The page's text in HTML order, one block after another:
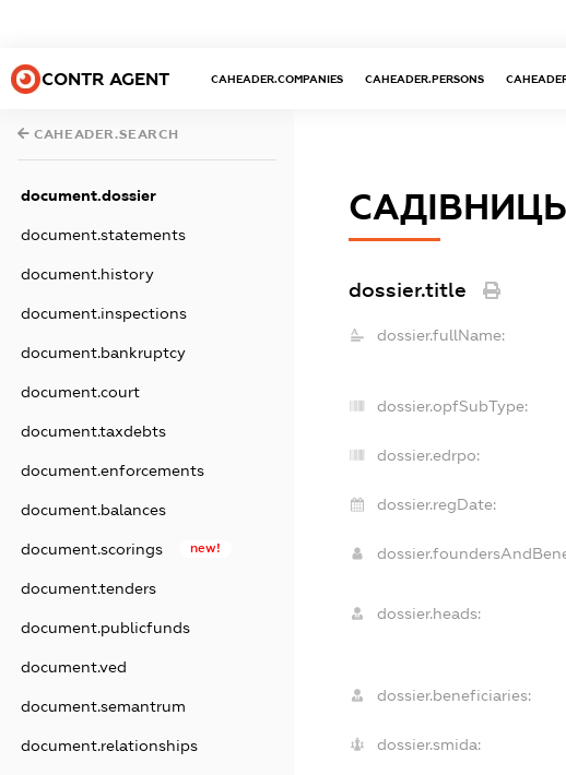
CONTR AGENT CAHEADER.COMPANIES CAHEADER.PERSONS
CAHEADER.SEARCH
document.dossier
document.statements
document.history
document.inspections
document.bankruptcy
document.court
document.taxdebts
document.enforcements
document.balances
document.scorings new!
document.tenders
document.publicfunds
document.ved
document.semantrum
document.relationships
dossier.title
dossier.fullName:
dossier.opfSubType:
dossier.edrpo:
dossier.regDate:
dossier.heads:
dossier.beneficiaries:
dossier.smida: